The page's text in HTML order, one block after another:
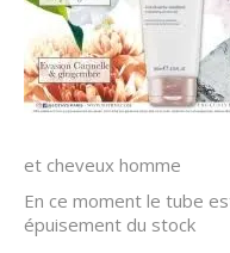
et cheveux homme
En ce moment le tube
épuisement du stock